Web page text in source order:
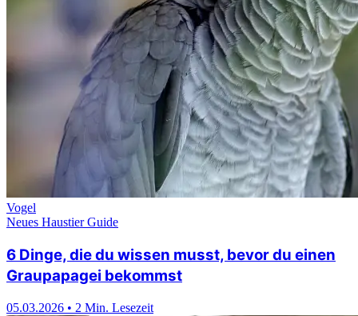
Vogel
Neues Haustier Guide
6 Dinge, die du wissen musst, bevor du einen
Graupapagei bekommst
05.03.2026 • 2 Min. Lesezeit